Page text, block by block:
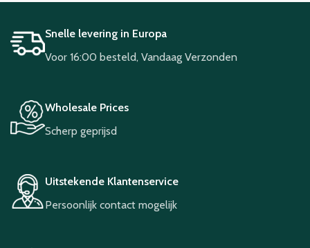
Snelle levering in Europa
Voor 16:00 besteld, Vandaag Verzonden
Wholesale Prices
Scherp geprijsd
Uitstekende Klantenservice
Persoonlijk contact mogelijk